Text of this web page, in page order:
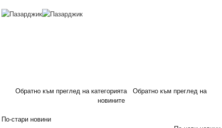
Обратно към преглед на категорията
Обратно към преглед на
новините
По-стари новини